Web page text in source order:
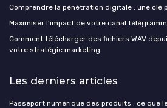
Comprendre la pénétration digitale : une clé
Maximiser l'impact de votre canal
Comment télécharger des fichiers WAV
votre stratégie marketing
Les derniers articles
Passeport numérique des produits : ce que